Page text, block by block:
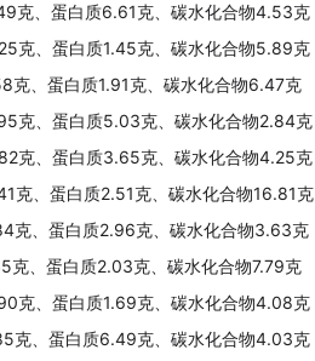
克、蛋白质6.61克、碳水化合物4.53克
克、蛋白质1.45克、碳水化合物5.89克
克、蛋白质1.91克、碳水化合物6.47克
克、蛋白质5.03克、碳水化合物2.84克
克、蛋白质3.65克、碳水化合物4.25克
克、蛋白质2.51克、碳水化合物16.81克
克、蛋白质2.96克、碳水化合物3.63克
克、蛋白质2.03克、碳水化合物7.79克
克、蛋白质1.69克、碳水化合物4.08克
克、蛋白质6.49克、碳水化合物4.03克